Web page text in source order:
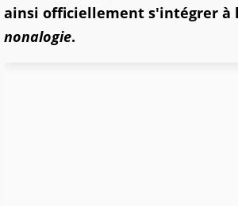
ainsi officiellement s'intégrer à
nonalogie.